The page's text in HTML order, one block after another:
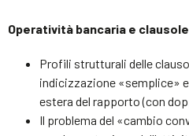
Operatività bancaria e
Profili strutturali delle
indicizzazione «semplice»
estera del rapporto (con
Il problema del «cambio